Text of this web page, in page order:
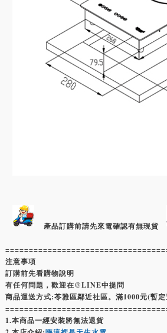
產品訂購前請先來電確認有無現貨
注意事項
訂購前先看購物說明
有任何問題，歡迎在@LINE中提問
商品運送方式:苓雅區鄰近社區。滿1000元(暫
1.本商品一經安裝將無法退貨